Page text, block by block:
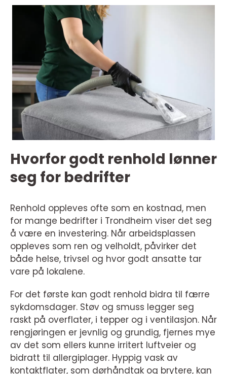
Hvorfor godt renhold lønner
seg for bedrifter
Renhold oppleves ofte som en kostnad, men
for mange bedrifter i Trondheim viser det seg
å være en investering. Når arbeidsplassen
oppleves som ren og velholdt, påvirker det
både helse, trivsel og hvor godt ansatte tar
vare på lokalene.
For det første kan godt renhold bidra til færre
sykdomsdager. Støv og smuss legger seg
raskt på overflater, i tepper og i ventilasjon. Når
rengjøringen er jevnlig og grundig, fjernes mye
av det som ellers kunne irritert luftveier og
bidratt til allergiplager. Hyppig vask av
kontaktflater, som dørhåndtak og brytere, kan